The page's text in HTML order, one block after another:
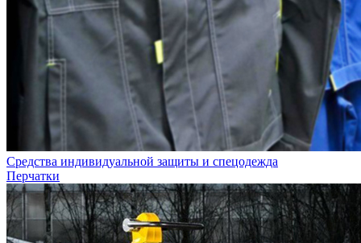
Средства индивидуальной защиты и спецодежда
Перчатки